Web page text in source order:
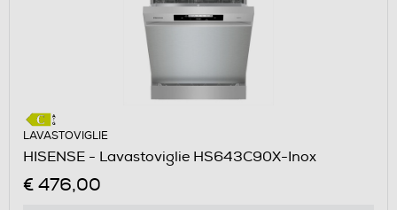
LAVASTOVIGLIE
HISENSE - Lavastoviglie HS643C90X-Inox
€ 476,00